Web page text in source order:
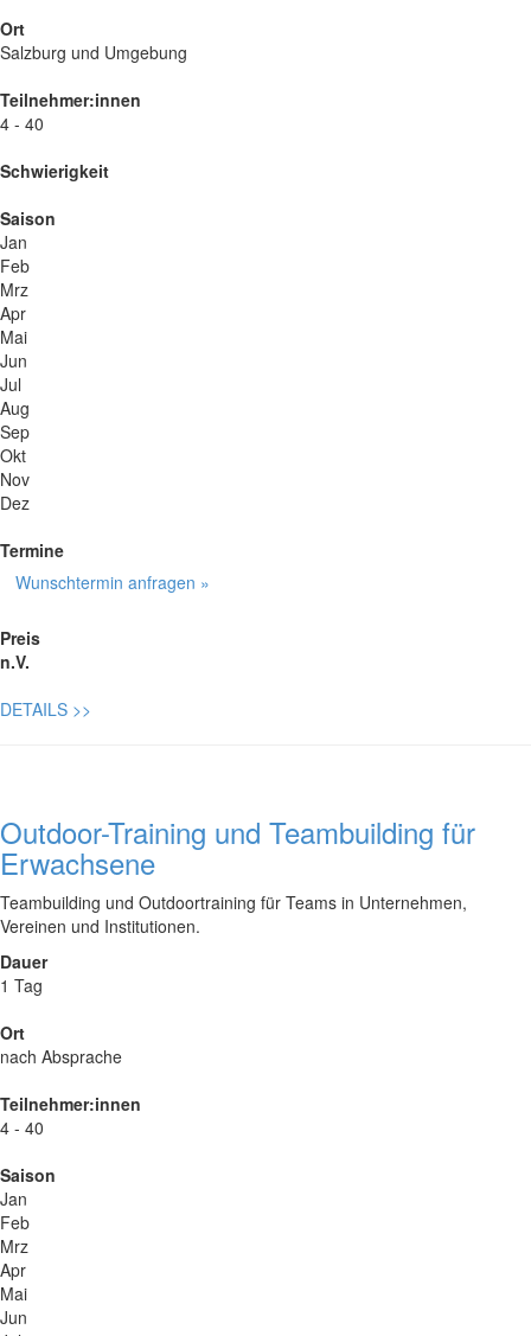
Ort
Salzburg und Umgebung
Teilnehmer:innen
4 - 40
Schwierigkeit
Saison
Jan
Feb
Mrz
Apr
Mai
Jun
Jul
Aug
Sep
Okt
Nov
Dez
Termine
Wunschtermin anfragen »
Preis
n.V.
DETAILS >>
Outdoor-Training und Teambuilding für
Erwachsene
Teambuilding und Outdoortraining für Teams in Unternehmen,
Vereinen und Institutionen.
Dauer
1 Tag
Ort
nach Absprache
Teilnehmer:innen
4 - 40
Saison
Jan
Feb
Mrz
Apr
Mai
Jun